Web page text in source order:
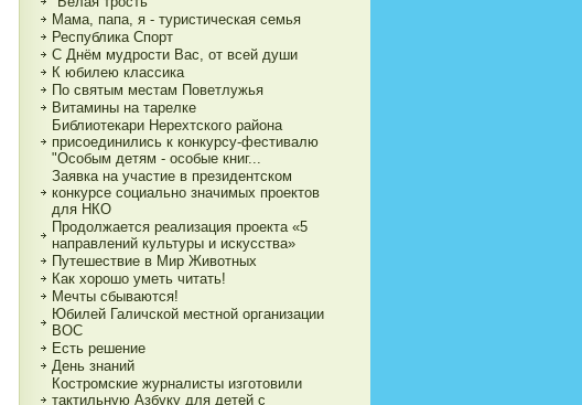
Мама, папа, я - туристическая семья
Республика Спорт
С Днём мудрости Вас, от всей души
К юбилею классика
По святым местам Поветлужья
Витамины на тарелке
Библиотекари Нерехтского района
присоединились к конкурсу-фестивалю
"Особым детям - особые книг...
Заявка на участие в президентском
конкурсе социально значимых проектов
для НКО
Продолжается реализация проекта «5
направлений культуры и искусства»
Путешествие в Мир Животных
Как хорошо уметь читать!
Мечты сбываются!
Юбилей Галичской местной организации
ВОС
Есть решение
День знаний
Костромские журналисты изготовили
тактильную Азбуку для детей с